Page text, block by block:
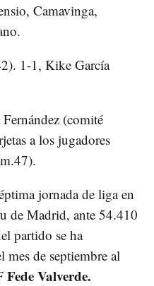
Camavinga,
1-1, Kike García
(comité
a los jugadores
jornada de liga en
de Madrid, ante 54.410
partido se ha
de septiembre al
Fede Valverde.